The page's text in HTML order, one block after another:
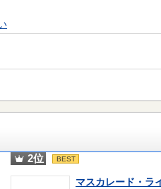
2位 BEST
マスカレード・ラ